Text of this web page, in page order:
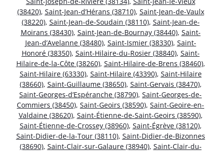
(38420), Saint-Jean-d’Hérans (38710), Saint-Jean-de-Vaulx
(38220), Saint-Jean-de-Soudain (38110), Saint-Jean-de-
Moirans (38430), Saint-Jean-de-Bournay (38440), Saint-
Jean-d’Avelanne (38480), Saint-Ismier (38330), Saint-
Honoré (38350), Saint-Hilaire-du-Rosier (38840), Saint-
Hilaire-de-la-Côte (38260), Saint-Hilaire-de-Brens (38460),
Saint-Hilaire (63330), Saint-Hilaire (43390), Saint-Hilaire
(38660), Saint-Guillaume (38650), Saint-Gervais (38470),
Saint-Georges-d’Espéranche (38790), Saint-Georges-de-
Commiers (38450), Saint-Geoirs (38590), Saint-Geoire-en-
Valdaine (38620), Saint-Étienne-de-Saint-Geoirs (38590),
Saint-Étienne-de-Crossey (38960), Saint-Égrève (38120),
Saint-Didier-de-la-Tour (38110), Saint-Didier-de-Bizonnes
(38690), Saint-Clair-sur-Galaure (38940), Saint-Clair-du-